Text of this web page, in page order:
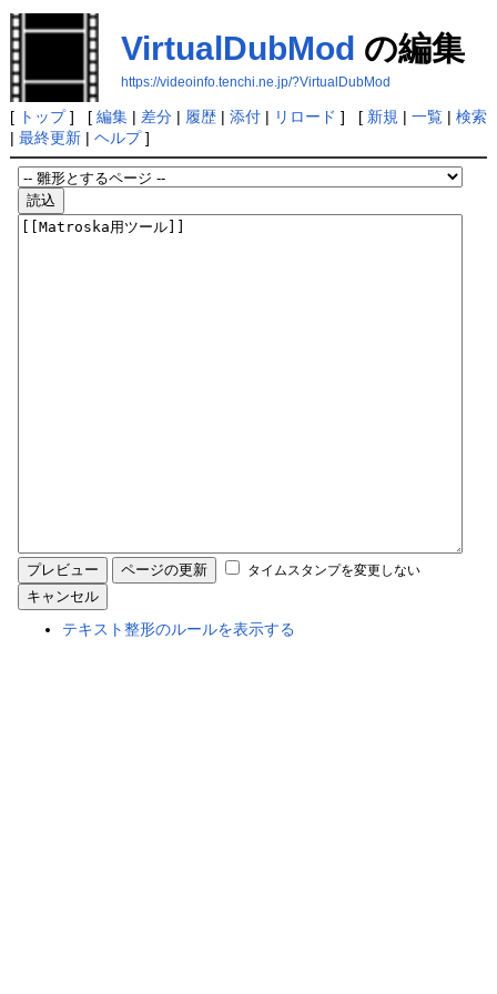
VirtualDubMod の編集
https://videoinfo.tenchi.ne.jp/?VirtualDubMod
[ トップ] [ 編集| 差分| 履歴| 添付| リロード ] [ 新規 | 一覧| 検索
| 最終更新| ヘルプ]
タイムスタンプを変更しない
テキスト整形のルールを表示する